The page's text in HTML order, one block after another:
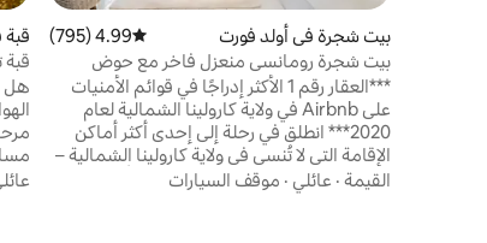
بيت شجرة في أولد فورت متوسط التقييم 4.99 من 5، 795 مراجعات
4.99 (795)
بيت شجرة رومانسي منعزل فاخر مع حوض
استحمام ساخن***العقار رقم 1 الأكثر إدراجًا في قوائم الأمنيات
على Airbnb في ولاية كارولينا الشمالية لعام
2020*** انطلق في رحلة إلى إحدى أكثر أماكن
الإقامة التي لا تُنسى في ولاية كارولينا الشمالية –
بيتك الخاص على شجرة الذي يقع في أعماق
الغابة، والمصمم للاسترخاء والرومانسية
القيمة · عائلي · موقف السيارات
قبة
هل